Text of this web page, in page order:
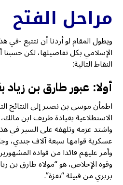
مراحل الفتح
ويطول المقام لو أردنا أن نتتبع -في
الإسلامي بكل تفاصيلها، لكن
النقاط التالية:
أولا: عبور طارق بن زياد
اطمأن موسى بن نصير إلى النتائج
الاستطلاعية بقيادة طريف ابن
واشتد عزمه وتلهفه على السير في
عسكرية قوامها سبعة آلاف جندي،
وأمر عليهم قائدا من قواده
وقوة الإخلاص، هو “مولاه طارق بن
بربري من قبيلة “نفزة”.